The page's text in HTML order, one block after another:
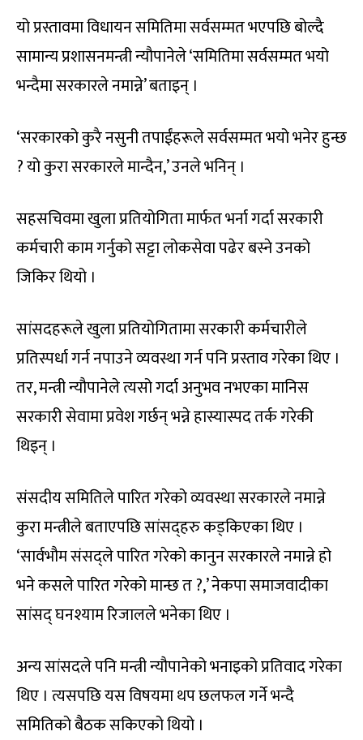
यो प्रस्तावमा विधायन समितिमा सर्वसम्मत भएपछि बोल्दै
सामान्य प्रशासनमन्त्री न्यौपानेले ‘समितिमा सर्वसम्मत भयो
भन्दैमा सरकारले नमान्ने’ बताइन् ।
‘सरकारको कुरै नसुनी तपाईंहरूले सर्वसम्मत भयो भनेर हुन्छ
? यो कुरा सरकारले मान्दैन,’ उनले भनिन् ।
सहसचिवमा खुला प्रतियोगिता मार्फत भर्ना गर्दा सरकारी
कर्मचारी काम गर्नुको सट्टा लोकसेवा पढेर बस्ने उनको
जिकिर थियो ।
सांसदहरूले खुला प्रतियोगितामा सरकारी कर्मचारीले
प्रतिस्पर्धा गर्न नपाउने व्यवस्था गर्न पनि प्रस्ताव गरेका थिए ।
तर, मन्त्री न्यौपानेले त्यसो गर्दा अनुभव नभएका मानिस
सरकारी सेवामा प्रवेश गर्छन् भन्ने हास्यास्पद तर्क गरेकी
थिइन् ।
संसदीय समितिले पारित गरेको व्यवस्था सरकारले नमान्ने
कुरा मन्त्रीले बताएपछि सांसद्हरु कड्किएका थिए ।
‘सार्वभौम संसद्ले पारित गरेको कानुन सरकारले नमान्ने हो
भने कसले पारित गरेको मान्छ त ?,’ नेकपा समाजवादीका
सांसद् घनश्याम रिजालले भनेका थिए ।
अन्य सांसदले पनि मन्त्री न्यौपानेको भनाइको प्रतिवाद गरेका
थिए । त्यसपछि यस विषयमा थप छलफल गर्ने भन्दै
समितिको बैठक सकिएको थियो ।